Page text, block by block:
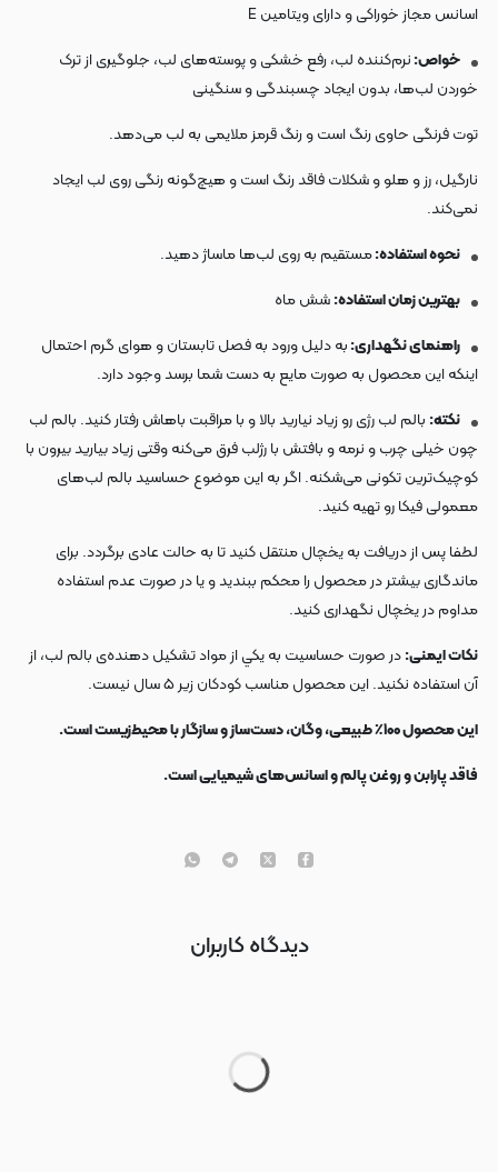
اسانس مجاز خوراکی و دارای ویتامین E
خواص:نرم‌کننده لب، رفع خشکی و پوسته‌های لب، جلوگیری از ترک
خوردن لب‌ها، بدون ایجاد چسبندگی و سنگینی
توت فرنگی حاوی رنگ‌ است و رنگ قرمز ملایمی به لب می‌دهد.
نارگیل، رز و هلو و شکلات فاقد رنگ است و هیچ‌گونه رنگی روی لب ایجاد
نمی‌کند.
نحوه استفاده:مستقیم به روی لب‌ها‌ ماساژ دهید.
بهترین زمان استفاده:شش ماه
راهنمای نگهداری:به دلیل ورود به فصل تابستان و هوای گرم احتمال
اینکه این محصول به صورت مایع به دست شما برسد وجود دارد.
نکته: بالم لب رژی رو زیاد نیارید بالا و با مراقبت باهاش رفتار کنید. بالم لب
چون خیلی چرب و نرمه و بافتش با رژلب فرق می‌کنه وقتی زیاد بیارید بیرون با
کوچیک‌‌ترین تکونی می‌شکنه. اگر به این موضوع حساسید بالم لب‌های
معمولی فیکا رو تهیه کنید.
لطفا پس از دریافت به یخچال منتقل کنید تا به حالت عادی برگردد. برای
ماندگاری بیشتر در محصول را محکم ببندید و یا در صورت عدم استفاده
مداوم در یخچال نگهداری کنید.
نکات ایمنی:در صورت حساسیت به یكي از مواد تشكیل دهنده‌ی بالم لب، از
آن استفاده نكنید. این محصول مناسب کودکان زیر ۵ سال نیست.
این محصول ۱۰۰٪ طبیعی، وگان، دست‌ساز و سازگار با محیط‌زیست است.
فاقد پارابن و روغن پالم و اسانس‌های شیمیایی است.
دیدگاه کاربران